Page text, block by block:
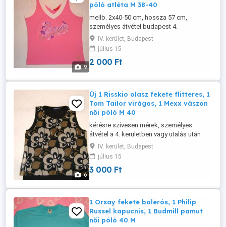
9
póló atléta M 38-40
mellb. 2x40-50 cm, hossza 57 cm,
személyes átvétel budapest 4.
káposztásmegyeren vagy utalás után
postázom. 1 db 2000.-Ft
IV. kerület, Budapest
július 15
2 000 Ft
6
Új 1 Risskio olasz fekete flitteres, 1
Tom Tailor virágos, 1 Mexx vászon
női póló M 40
kérésre szívesen mérek, személyes
átvétel a 4. kerületben vagy utalás után
postázom. 1 darab 3000 ft
IV. kerület, Budapest
július 15
3 000 Ft
1 Orsay fekete bolerós, 1 Philip
Russel kapucnis, 1 Budmill pamut
női póló 40 M